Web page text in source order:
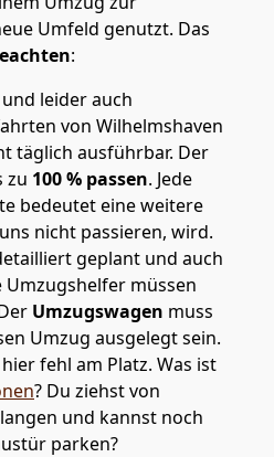
Umfeld genutzt. Das
:
leider auch
von Wilhelmshaven
täglich ausführbar. Der
zu 100 % passen. Jede
bedeutet eine weitere
nicht passieren, wird.
geplant und auch
müssen
Umzugswagen muss
Umzug ausgelegt sein.
fehl am Platz. Was ist
? Du ziehst von
und kannst noch
parken?